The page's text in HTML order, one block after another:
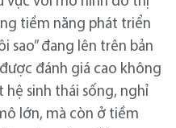
tiềm năng phát triển
sao” đang lên trên bản
đánh giá cao không
sinh thái sống, nghỉ
lớn, mà còn ở tiềm